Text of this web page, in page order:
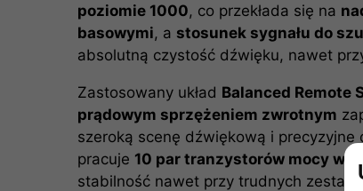
poziomie 1000, co przekłada się na
basowymi, a stosunek sygnału do
absolutną czystość dźwięku, nawet
Zastosowany układ Balanced Remote
prądowym sprzężeniem zwrotnym
szeroką scenę dźwiękową i
pracuje 10 par tranzystorów mocy w
stabilność nawet przy trudnych